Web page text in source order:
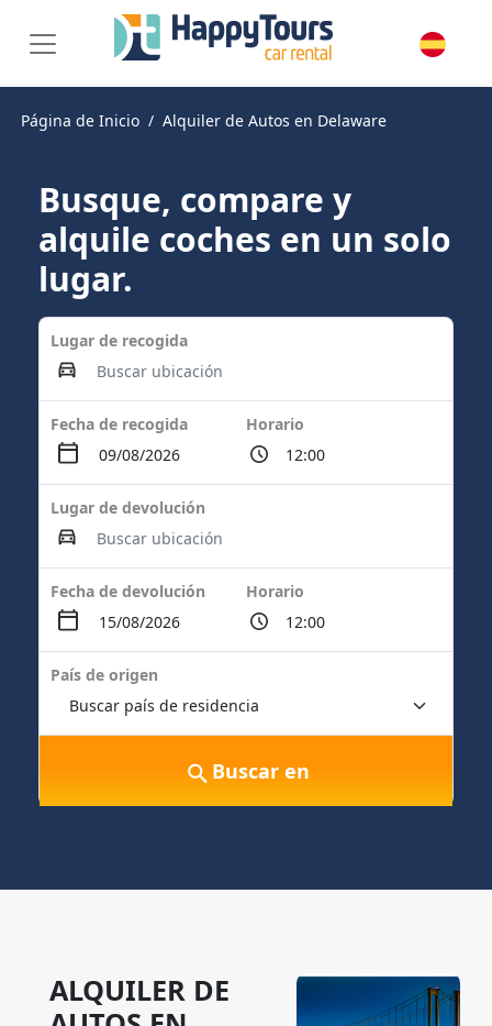
Página de Inicio Alquiler de Autos en Delaware
Busque, compare y
alquile coches en un solo
lugar.
Lugar de recogida
Fecha de recogida Horario
Lugar de devolución
Fecha de devolución Horario
País de origen
Buscar en
ALQUILER DE